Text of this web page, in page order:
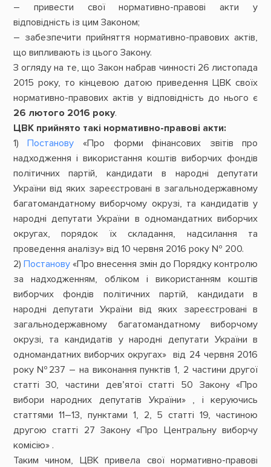
– привести свої нормативно-правові акти у
відповідність із цим Законом;
– забезпечити прийняття нормативно-правових актів,
що випливають із цього Закону.
З огляду на те, що Закон набрав чинності 26 листопада
2015 року, то кінцевою датою приведення ЦВК своїх
нормативно-правових актів у відповідність до нього є
26 лютого 2016 року.
ЦВК прийнято такі нормативно-правові акти:
1)Постанову «Про форми фінансових звітів про
надходження і використання коштів виборчих фондів
політичних партій, кандидати в народні депутати
України від яких зареєстровані в загальнодержавному
багатомандатному виборчому окрузі, та кандидатів у
народні депутати України в одномандатних виборчих
округах, порядок їх складання, надсилання та
проведення аналізу» від 10 червня 2016 року № 200.
2) Постанову«Про внесення змін до Порядку контролю
за надходженням, обліком і використанням коштів
виборчих фондів політичних партій, кандидати в
народні депутати України від яких зареєстровані в
загальнодержавному багатомандатному виборчому
окрузі, та кандидатів у народні депутати України в
одномандатних виборчих округах» від 24 червня 2016
року №237 – на виконання пунктів 1, 2 частини другої
статті 30, частини дев’ятої статті 50 Закону «Про
вибори народних депутатів України» , і керуючись
статтями 11–13, пунктами 1, 2, 5 статті 19, частиною
другою статті 27 Закону «Про Центральну виборчу
комісію» .
Таким чином, ЦВК привела свої нормативно-правові